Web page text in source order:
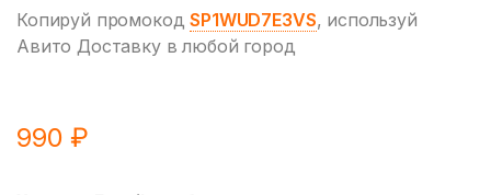
Копируй промокодSP1WUD7E3VS, используй
Авито Доставку в любой город
990₽